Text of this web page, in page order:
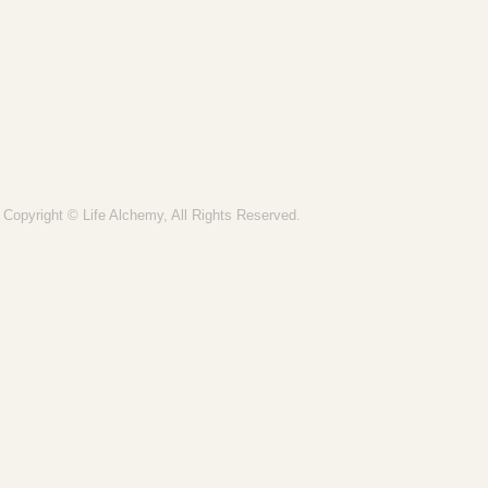
Copyright © Life Alchemy, All Rights Reserved.